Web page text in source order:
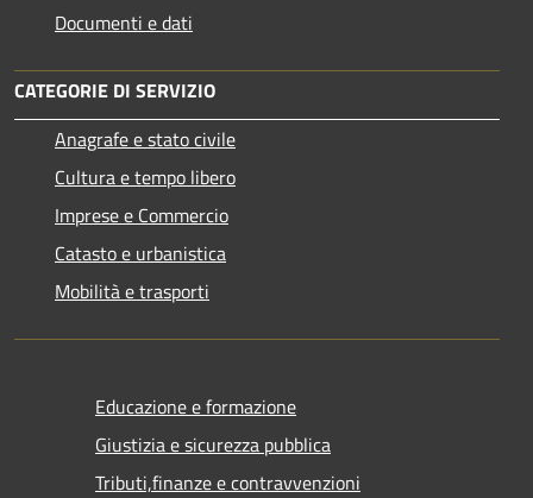
Documenti e dati
CATEGORIE DI SERVIZIO
Anagrafe e stato civile
Cultura e tempo libero
Imprese e Commercio
Catasto e urbanistica
Mobilità e trasporti
Educazione e formazione
Giustizia e sicurezza pubblica
Tributi,finanze e contravvenzioni